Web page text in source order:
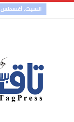
السبت, أغسطس 8, 2026